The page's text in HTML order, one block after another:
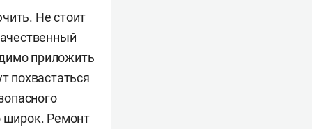
Не стоит
приложить
похвастаться
широк. Ремонт